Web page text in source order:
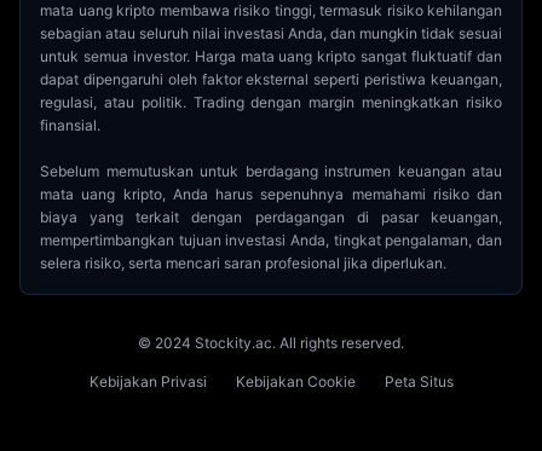
mata uang kripto membawa risiko tinggi, termasuk risiko kehilangan
sebagian atau seluruh nilai investasi Anda, dan mungkin tidak sesuai
untuk semua investor. Harga mata uang kripto sangat fluktuatif dan
dapat dipengaruhi oleh faktor eksternal seperti peristiwa keuangan,
regulasi, atau politik. Trading dengan margin meningkatkan risiko
finansial.
Sebelum memutuskan untuk berdagang instrumen keuangan atau
mata uang kripto, Anda harus sepenuhnya memahami risiko dan
biaya yang terkait dengan perdagangan di pasar keuangan,
mempertimbangkan tujuan investasi Anda, tingkat pengalaman, dan
selera risiko, serta mencari saran profesional jika diperlukan.
© 2024 Stockity.ac. All rights reserved.
Kebijakan Privasi Kebijakan Cookie Peta Situs